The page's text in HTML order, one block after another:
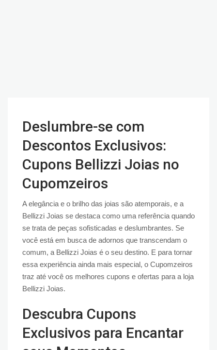
Deslumbre-se com
Descontos Exclusivos:
Cupons Bellizzi Joias no
Cupomzeiros
A elegância e o brilho das joias são atemporais, e a
Bellizzi Joias se destaca como uma referência quando
se trata de peças sofisticadas e deslumbrantes. Se
você está em busca de adornos que transcendam o
comum, a Bellizzi Joias é o seu destino. E para tornar
essa experiência ainda mais especial, o Cupomzeiros
traz até você os melhores cupons e ofertas para a loja
Bellizzi Joias.
Descubra Cupons
Exclusivos para Encantar